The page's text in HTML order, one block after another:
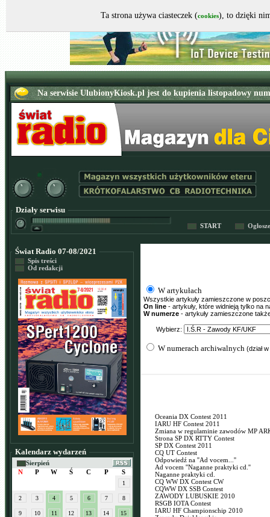
Działy serwisu
START
Świat Radio 07-08/2021
Spis treści
Od redakcji
Kalendarz wydarzeń
Sierpień
N
P W Ś C P S
1
2 3 4 5 6 7 8
9 10 11 12 13 14 15
W artykułach
Wszystkie artykuły zamieszczone w
On line - artykuły, które widnieją tylko na
W numerze - artykuły zamieszczone
Wybierz:
W numerach archiwalnych (dział
Oceania DX Contest 2011
IARU HF Contest 2011
Zmiana w regulaminie zawodów MP
Strona SP DX RTTY Contest
SP DX Contest 2011
CQ UT Contest
Odpowiedź na ''Ad vocem...''
Ad vocem ''Naganne praktyki cd.''
Naganne praktyki cd.
CQ WW DX Contest CW
CQWW DX SSB Contest
ZAWODY LUBUSKIE 2010
RSGB IOTA Contest
IARU HF Championschip 2010
Ta strona używa ciasteczek (cookies), to dzięki